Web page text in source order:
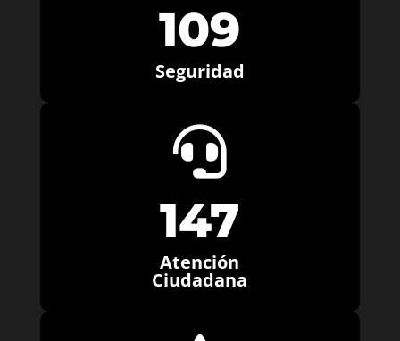
109
Seguridad

147
Atención
Ciudadana